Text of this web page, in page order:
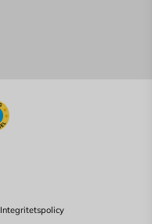
Integritetspolicy